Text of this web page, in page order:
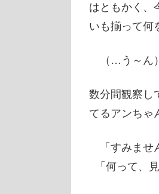
はともかく、
いも揃って何
（…う～ん）
数分間観察し
てるアンちゃ
「すみませ
「何って、